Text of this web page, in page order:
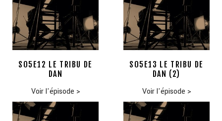
S05E12 LE TRIBU DE
DAN
Voir l'épisode >
S05E13 LE TRIBU DE
DAN (2)
Voir l'épisode >